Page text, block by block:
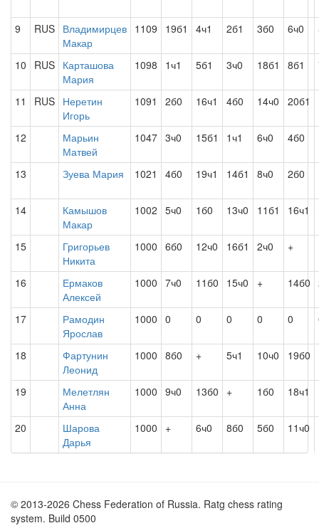
9 RUS Владимирцев
Макар
1109 19б1 4ч1 2б1 3б0 6ч0
10 RUS Карташова
Мария
1098 1ч1 5б1 3ч0 18б1 8б1
11 RUS Неретин
Игорь
1091 2б0 16ч1 4б0 14ч0 20б1
12
Марьин
Матвей
1047 3ч0 15б1 1ч1 6ч0 4б0
13 Зуева Мария 1021 4б0 19ч1 14б1 8ч0 2б0
14
Камышов
Макар
1002 5ч0 1б0 13ч0 11б1 16ч1
15
Григорьев
Никита
1000 6б0 12ч0 16б1 2ч0 +
16
Ермаков
Алексей
1000 7ч0 11б0 15ч0 + 14б0
17
Рамодин
Ярослав
1000 0 0 0 0 0
18
Фартунин
Леонид
1000 8б0 + 5ч1 10ч0 19б0
19
Мелетлян
Анна
1000 9ч0 13б0 + 1б0 18ч1
20
Шарова
Дарья
1000 + 6ч0 8б0 5б0 11ч0
© 2013-2026 Chess Federation of Russia. Ratg chess rating
system. Build 0500